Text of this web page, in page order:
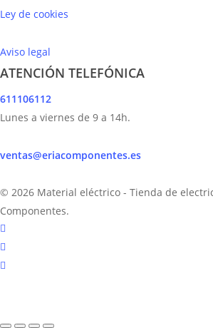
Ley de cookies
Aviso legal
ATENCIÓN TELEFÓNICA
611106112
Lunes a viernes de 9 a 14h.
ventas@eriacomponentes.es
© 2026 Material eléctrico - Tienda de
Componentes.
twitter
facebook
instagram